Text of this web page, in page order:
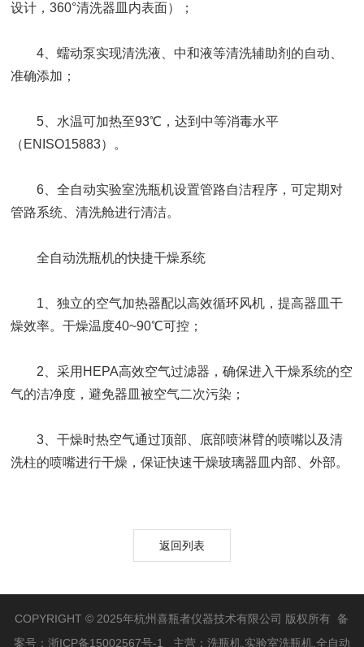
设计，360°清洗器皿内表面）；
4、蠕动泵实现清洗液、中和液等清洗辅助剂的自动、
准确添加；
5、水温可加热至93℃，达到中等消毒水平
（ENISO15883）。
6、全自动实验室洗瓶机设置管路自洁程序，可定期对
管路系统、清洗舱进行清洁。
全自动洗瓶机的快捷干燥系统
1、独立的空气加热器配以高效循环风机，提高器皿干
燥效率。干燥温度40~90℃可控；
2、采用HEPA高效空气过滤器，确保进入干燥系统的空
气的洁净度，避免器皿被空气二次污染；
3、干燥时热空气通过顶部、底部喷淋臂的喷嘴以及清
洗柱的喷嘴进行干燥，保证快速干燥玻璃器皿内部、外部。
返回列表
COPYRIGHT © 2025年杭州喜瓶者仪器技术有限公司 版权所有 备
案号： 浙ICP备15002567号-1 主营：洗瓶机,实验室洗瓶机,全自动